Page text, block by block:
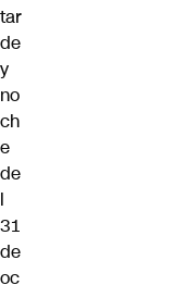
tar
de
y
no
ch
e
de
l
31
de
oc